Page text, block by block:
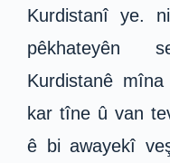
Kurdistanî ye.
pêkhateyên
Kurdistanê
kar tîne û van
ê bi awayekî